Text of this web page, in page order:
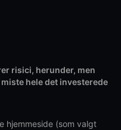
risici, herunder, men
hele det investerede
hjemmeside (som valgt